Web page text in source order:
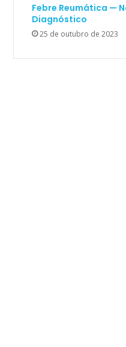
Febre Reumática —
Diagnóstico
25 de outubro de 2023